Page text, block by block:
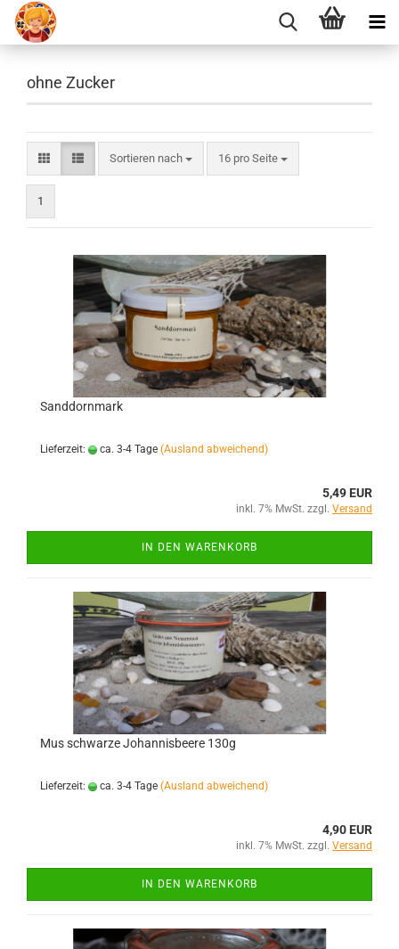
ohne Zucker
Sortieren nach
Sortieren nach 16 pro Seite
pro Seite
1
Sanddornmark
Lieferzeit: ca. 3-4 Tage (Ausland abweichend)
5,49 EUR
inkl. 7% MwSt. zzgl. Versand
IN DEN WARENKORB
Mus schwarze Johannisbeere 130g
Lieferzeit: ca. 3-4 Tage (Ausland abweichend)
4,90 EUR
inkl. 7% MwSt. zzgl. Versand
IN DEN WARENKORB